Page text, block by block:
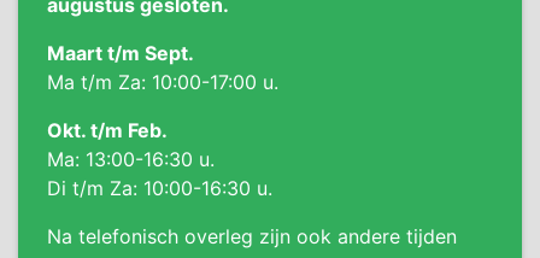
augustus gesloten.
Maart t/m Sept.
Ma t/m Za: 10:00-17:00 u.
Okt. t/m Feb.
Ma: 13:00-16:30 u.
Di t/m Za: 10:00-16:30 u.
Na telefonisch overleg zijn ook andere tijden